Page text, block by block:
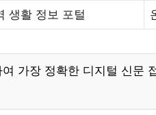
생활 정보 포털
가장 정확한 디지털 신문